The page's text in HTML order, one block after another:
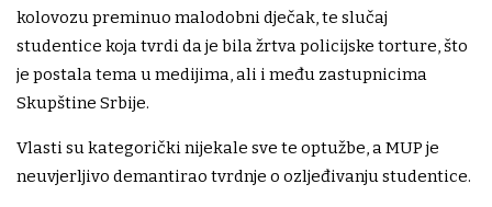
kolovozu preminuo malodobni dječak, te slučaj
studentice koja tvrdi da je bila žrtva policijske torture, što
je postala tema u medijima, ali i među zastupnicima
Skupštine Srbije.
Vlasti su kategorički nijekale sve te optužbe, a MUP je
neuvjerljivo demantirao tvrdnje o ozljeđivanju studentice.